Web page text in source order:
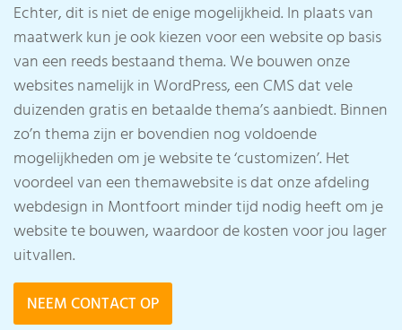
Echter, dit is niet de enige mogelijkheid. In plaats van
maatwerk kun je ook kiezen voor een website op basis
van een reeds bestaand thema. We bouwen onze
websites namelijk in WordPress, een CMS dat vele
duizenden gratis en betaalde thema’s aanbiedt. Binnen
zo’n thema zijn er bovendien nog voldoende
mogelijkheden om je website te ‘customizen’. Het
voordeel van een themawebsite is dat onze afdeling
webdesign in Montfoort minder tijd nodig heeft om je
website te bouwen, waardoor de kosten voor jou lager
uitvallen.
NEEM CONTACT OP